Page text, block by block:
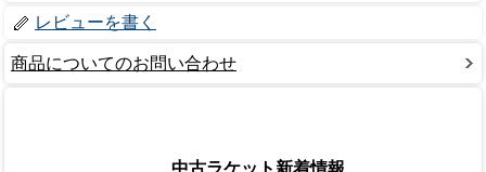
レビューを書く
商品についてのお問い合わせ